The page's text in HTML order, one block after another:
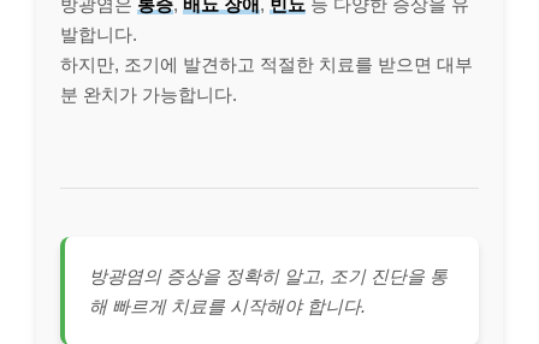
발합니다.
하지만, 조기에 발견하고 적절한 치료를 받으면 대부
분 완치가 가능합니다.
방광염의 증상을 정확히 알고, 조기 진단을 통
해 빠르게 치료를 시작해야 합니다.